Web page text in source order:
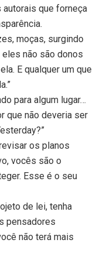
que forneça
moças, surgindo
não são donos
E qualquer um que
para algum lugar…
que não deveria ser
os planos
vocês são o
Esse é o seu
de lei, tenha
pensadores
não terá mais